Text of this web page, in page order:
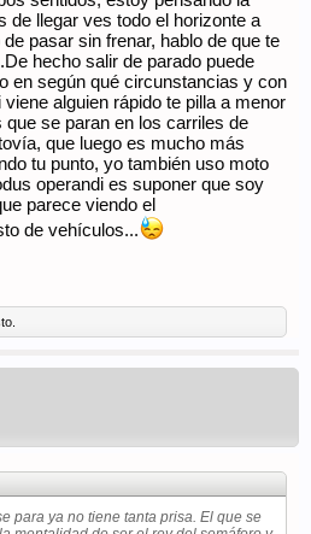
de llegar ves todo el horizonte a
pasar sin frenar, hablo de que te
hecho salir de parado puede
en según qué circunstancias y con
alguien rápido te pilla a menor
se paran en los carriles de
que luego es mucho más
tu punto, yo también uso moto
operandi es suponer que soy
parece viendo el
de vehículos...
para ya no tiene tanta prisa. El que se